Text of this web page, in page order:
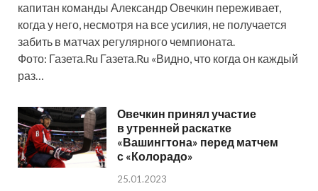
капитан команды Александр Овечкин переживает,
когда у него, несмотря на все усилия, не получается
забить в матчах регулярного чемпионата.
Фото: Газета.Ru Газета.Ru «Видно, что когда он каждый
раз…
Овечкин принял участие
в утренней раскатке
«Вашингтона» перед матчем
с «Колорадо»
25.01.2023